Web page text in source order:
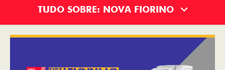
TUDO SOBRE: NOVA FIORINO